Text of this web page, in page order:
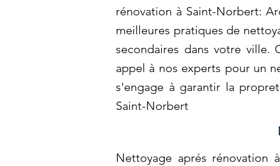
rénovation à Saint-Norbert:
meilleures pratiques de
secondaires dans votre ville.
appel à nos experts pour un
s'engage à garantir la
Saint-Norbert
Nettoyage aprés rénovation